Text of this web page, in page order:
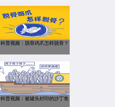
科普视频：脱骨鸡爪怎样脱骨？
科普视频：被罐头封印的沙丁鱼